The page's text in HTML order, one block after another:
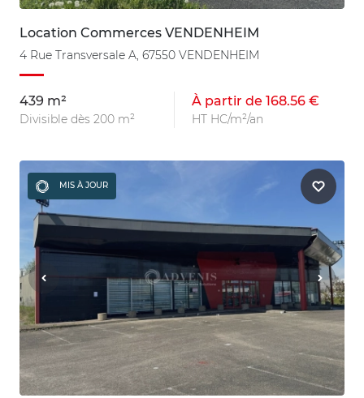
Location Commerces VENDENHEIM
4 Rue Transversale A, 67550 VENDENHEIM
439 m²
Divisible dès 200 m²
À partir de 168.56 €
HT HC/m²/an
MIS À JOUR